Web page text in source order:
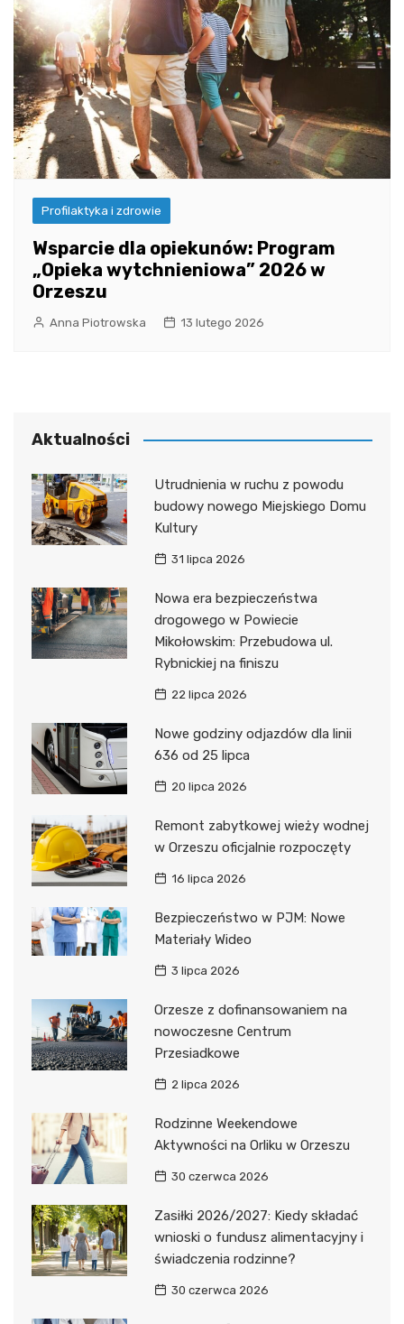
Profilaktyka i zdrowie
Wsparcie dla opiekunów: Program
„Opieka wytchnieniowa” 2026 w
Orzeszu
Anna Piotrowska 13 lutego 2026
Aktualności
Utrudnienia w ruchu z powodu
budowy nowego Miejskiego Domu
Kultury
31 lipca 2026
Nowa era bezpieczeństwa
drogowego w Powiecie
Mikołowskim: Przebudowa ul.
Rybnickiej na finiszu
22 lipca 2026
Nowe godziny odjazdów dla linii
636 od 25 lipca
20 lipca 2026
Remont zabytkowej wieży wodnej
w Orzeszu oficjalnie rozpoczęty
16 lipca 2026
Bezpieczeństwo w PJM: Nowe
Materiały Wideo
3 lipca 2026
Orzesze z dofinansowaniem na
nowoczesne Centrum
Przesiadkowe
2 lipca 2026
Rodzinne Weekendowe
Aktywności na Orliku w Orzeszu
30 czerwca 2026
Zasiłki 2026/2027: Kiedy składać
wnioski o fundusz alimentacyjny i
świadczenia rodzinne?
30 czerwca 2026